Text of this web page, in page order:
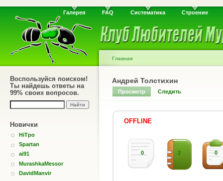
Галерея FAQ Систематика Строение
Воспользуйся поиском!
Ты найдешь ответы на
99% своих вопросов.
Новички
HiTpo
Spartan
ai91
MurashkaMessor
DavidManvir
Главная
Андрей Толстихин
Просмотр Следить
OFFLINE
0 2 0